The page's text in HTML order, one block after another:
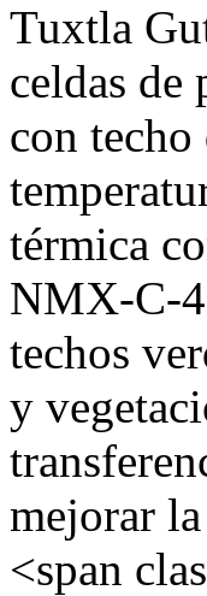
Tuxtla
celdas de
con
térmica
techos
y
mejorar
<span